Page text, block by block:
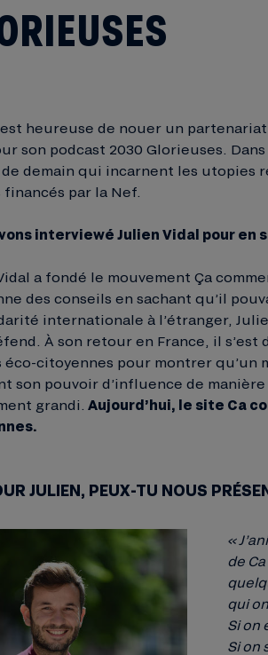
heureuse de nouer un
son podcast 2030 Glorieuses.
de demain qui incarnent les utopies
par la Nef.
interviewé Julien Vidal pour en
a fondé le mouvement Ça
des conseils en sachant qu’il
internationale à l’étranger,
À son retour en France, il s’est
éco-citoyennes pour montrer qu’un
son pouvoir d’influence de
grandi. Aujourd’hui, le site Ca
JULIEN, PEUX-TU NOUS
«
de
qui
Si on
Si on